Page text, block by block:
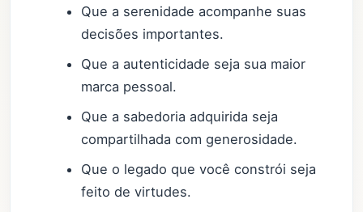
Que a serenidade acompanhe suas
decisões importantes.
Que a autenticidade seja sua maior
marca pessoal.
Que a sabedoria adquirida seja
compartilhada com generosidade.
Que o legado que você constrói seja
feito de virtudes.